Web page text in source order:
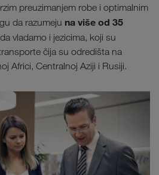
preuzimanjem robe i optimalnim
da razumeju na više od 35
vladamo i jezicima, koji su
čija su odredišta na
Africi, Centralnoj Aziji i Rusiji.